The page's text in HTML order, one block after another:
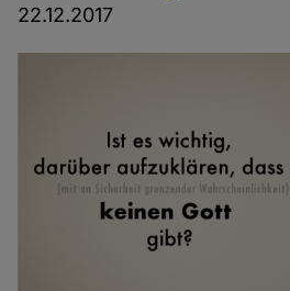
22.12.2017